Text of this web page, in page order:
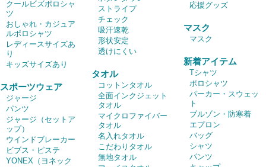
クールビズポロシャ
ツ
おしゃれ・カジュア
ルポロシャツ
レディースサイズあ
り
キッズサイズあり
スポーツウェア
ジャージ
パンツ
ジャージ（セットア
ップ）
ウインドブレーカー
ビブス・ピステ
YONEX（ヨネック
ストライプ
チェック
吸汗速乾
形状安定
透けにくい
タオル
コットンタオル
全面インクジェット
タオル
マイクロファイバー
タオル
名入れタオル
こだわりタオル
無地タオル
応援グッズ
マスク
マスク
新着アイテム
Tシャツ
ポロシャツ
パーカー・スウェッ
ト
ブルゾン・防寒着
エプロン
バッグ
シャツ
パンツ